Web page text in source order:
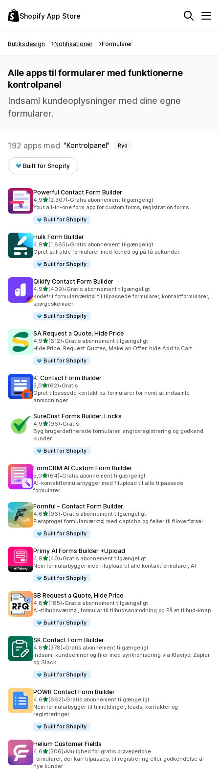
Shopify App Store
Butiksdesign Notifikationer Formularer
Alle apps til formularer med funktionerne
kontrolpanel
Indsaml kundeoplysninger med dine egne
formularer.
192 apps med Kontrolpanel Ryd
Built for Shopify
Powerful Contact Form Builder
4,9ud af 5 stjerner
(2.307)
2307 anmeldelser i alt
•Gratis abonnement tilgængeligt
Your all-in-one form app for custom forms, registration forms
Built for Shopify
Hulk Form Builder
4,9ud af 5 stjerner
(1.885)
1885 anmeldelser i alt
•Gratis abonnement tilgængeligt
Opret stilfulde formularer med lethed og på få sekunder.
Built for Shopify
Qikify Contact Form Builder
4,9ud af 5 stjerner
(409)
409 anmeldelser i alt
•Gratis abonnement tilgængeligt
Kodefrit formularværktøj til tilpassede formularer, kontaktformularer,
spørgeskemaer
Built for Shopify
SA Request a Quote, Hide Price
4,9ud af 5 stjerner
(612)
612 anmeldelser i alt
•Gratis abonnement tilgængeligt
Hide Price, Request Quotes, Make an Offer, hide Add to Cart
Built for Shopify
K: Contact Form Builder
5,0ud af 5 stjerner
(62)
62 anmeldelser i alt
•Gratis
Opret tilpassede kontakt os-formularer for nemt at indsamle
anmodninger.
SureCust Forms Builder, Locks
4,9ud af 5 stjerner
(96)
96 anmeldelser i alt
•Gratis
Byg brugerdefinerede formularer, engrosregistrering og godkend
kunder
Built for Shopify
FormCRM AI Custom Form Builder
5,0ud af 5 stjerner
(64)
64 anmeldelser i alt
•Gratis abonnement tilgængeligt
AI-kontaktformularbygger med filupload til alle tilpassede
formularer
Formful – Contact Form Builder
4,6ud af 5 stjerner
(96)
96 anmeldelser i alt
•Gratis abonnement tilgængeligt
Flersproget formularværktøj med captcha og felter til filoverførsel
Built for Shopify
Primy AI Forms Builder +Upload
4,9ud af 5 stjerner
(40)
40 anmeldelser i alt
•Gratis abonnement tilgængeligt
Nem formularbygger med filupload til alle kontaktformularer, AI
Built for Shopify
SB Request a Quote, Hide Price
4,8ud af 5 stjerner
(185)
185 anmeldelser i alt
•Gratis abonnement tilgængeligt
AI-tilbudsværktøj, formular til tilbudsanmodning og Få et tilbud-knap
Built for Shopify
SK Contact Form Builder
4,8ud af 5 stjerner
(378)
378 anmeldelser i alt
•Gratis abonnement tilgængeligt
Indsaml kundeemner og filer med synkronisering via Klaviyo, Zapier
og Slack
Built for Shopify
POWR Contact Form Builder
4,6ud af 5 stjerner
(662)
662 anmeldelser i alt
•Gratis abonnement tilgængeligt
Nem formularbygger til tilmeldinger, leads, kontakter og
registreringer.
Built for Shopify
Helium Customer Fields
4,6ud af 5 stjerner
(306)
306 anmeldelser i alt
•Mulighed for gratis prøveperiode
Formularer, der kan tilpasses, til registrering eller godkendelse af
nye kunder